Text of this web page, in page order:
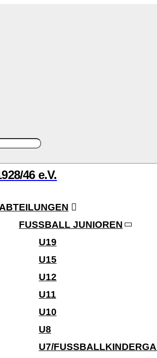
46 e.V.
ABTEILUNGEN
FUSSBALL JUNIOREN
U19
U15
U12
U11
U10
U8
U7/